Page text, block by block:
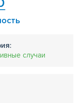
случаи